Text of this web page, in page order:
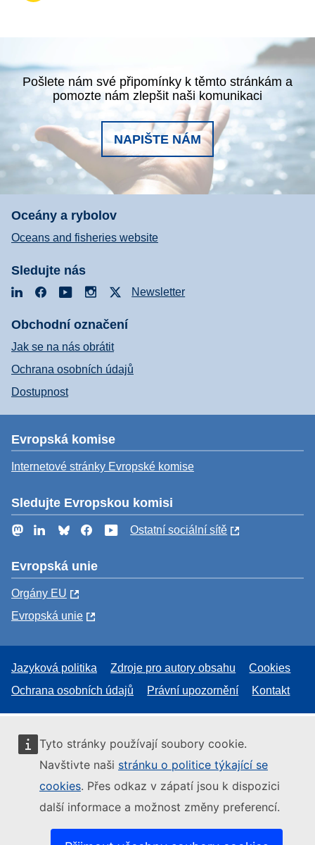
Tyto stránky používají soubory cookie.
Navštivte naši stránku o politice týkající se
cookies. Přes odkaz v zápatí jsou k dispozici
další informace a možnost změny preferencí.
Pošlete nám své připomínky k těmto stránkám a
pomozte nám zlepšit naši komunikaci
NAPIŠTE NÁM
Oceány a rybolov
Oceans and fisheries website
Sledujte nás
LinkedInFacebookYouTubeInstagramNewsletter
Obchodní označení
Jak se na nás obrátit
Ochrana osobních údajů
Dostupnost
Evropská komise
Internetové stránky Evropské komise
Sledujte Evropskou komisi
MastodonLinkedInBlueskyFacebookYouTube
Ostatní sociální sítě
Evropská unie
Orgány EU
Evropská unie
Jazyková politika Zdroje pro autory obsahu
Cookies
Ochrana osobních údajů
Právní upozornění Kontakt